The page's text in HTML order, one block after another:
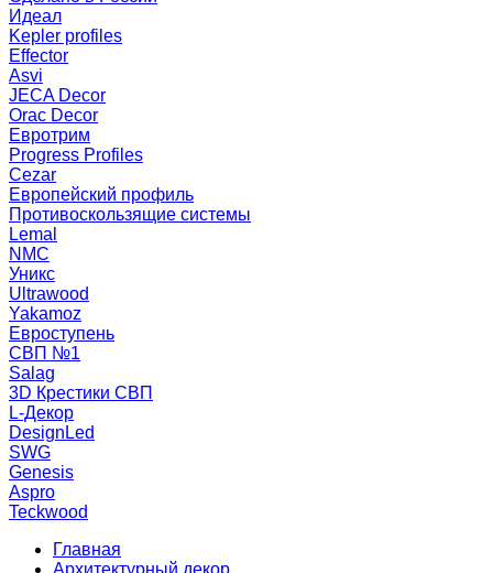
Идеал
Kepler profiles
Effector
Asvi
JECA Decor
Orac Decor
Евротрим
Progress Profiles
Cezar
Европейский профиль
Противоскользящие системы
Lemal
NMC
Уникс
Ultrawood
Yakamoz
Евроступень
СВП №1
Salag
3D Крестики СВП
L-Декор
DesignLed
SWG
Genesis
Aspro
Teckwood
Главная
Архитектурный декор